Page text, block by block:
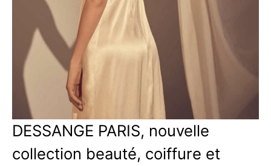
DESSANGE PARIS, nouvelle
collection beauté, coiffure et